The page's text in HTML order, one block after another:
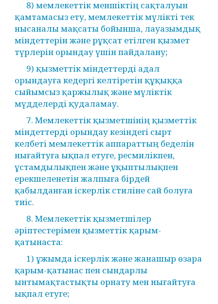
8) мемлекеттік меншіктің сақталуын
қамтамасыз ету, мемлекеттік мүлікті тек
нысаналы мақсаты бойынша, лауазымдық
міндеттерін және рұқсат етілген қызмет
түрлерін орындау үшін пайдалану;
9) қызметтік міндеттерді адал
орындауға кедергі келтіретін құқыққа
сыйымсыз қаржылық және мүліктік
мүдделерді қудаламау.
7. Мемлекеттік қызметшінің қызметтік
міндеттерді орындау кезіндегі сырт
келбеті мемлекеттік аппараттың беделін
нығайтуға ықпал етуге, ресмилікпен,
ұстамдылықпен және ұқыптылықпен
ерекшеленетін жалпыға бірдей
қабылданған іскерлік стиліне сай болуға
тиіс.
8. Мемлекеттік қызметшілер
әріптестерімен қызметтік қарым-
қатынаста:
1) ұжымда іскерлік және жанашыр өзара
қарым-қатынас пен сындарлы
ынтымақтастықты орнату мен нығайтуға
ықпал етуге;